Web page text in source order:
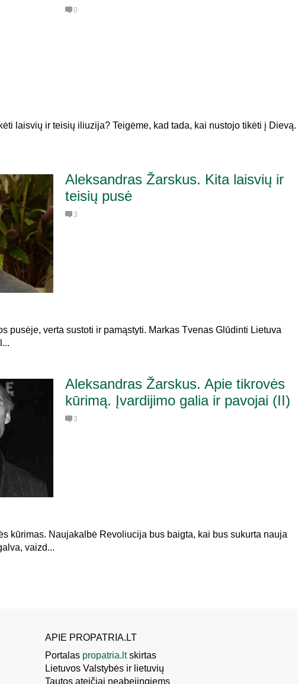
0
laisvių ir teisių iliuzija? Teigėme, kad tada, kai nustojo tikėti į Dievą.
Aleksandras Žarskus. Kita laisvių ir
teisių pusė
3
pusėje, verta sustoti ir pamąstyti. Markas Tvenas Glūdinti Lietuva
Aleksandras Žarskus. Apie tikrovės
kūrimą. Įvardijimo galia ir pavojai (II)
3
kūrimas. Naujakalbė Revoliucija bus baigta, kai bus sukurta nauja
vaizd...
APIE PROPATRIA.LT
Portalas propatria.ltskirtas
Lietuvos Valstybės ir lietuvių
Tautos ateičiai neabejingiems